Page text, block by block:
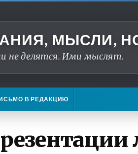
МЫСЛИ,
не делятся. Ими мыслят.
В РЕДАКЦИЮ